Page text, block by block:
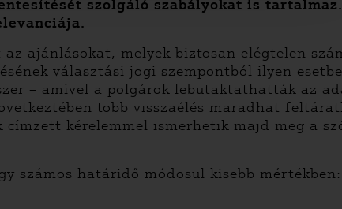
szolgáló szabályokat is
ajánlásokat, melyek biztosan elégtelen
választási jogi szempontból ilyen
– amivel a polgárok lebutaktathatták az
több visszaélés maradhat
kérelemmel ismerhetik majd meg a
számos határidő módosul kisebb mértékben: